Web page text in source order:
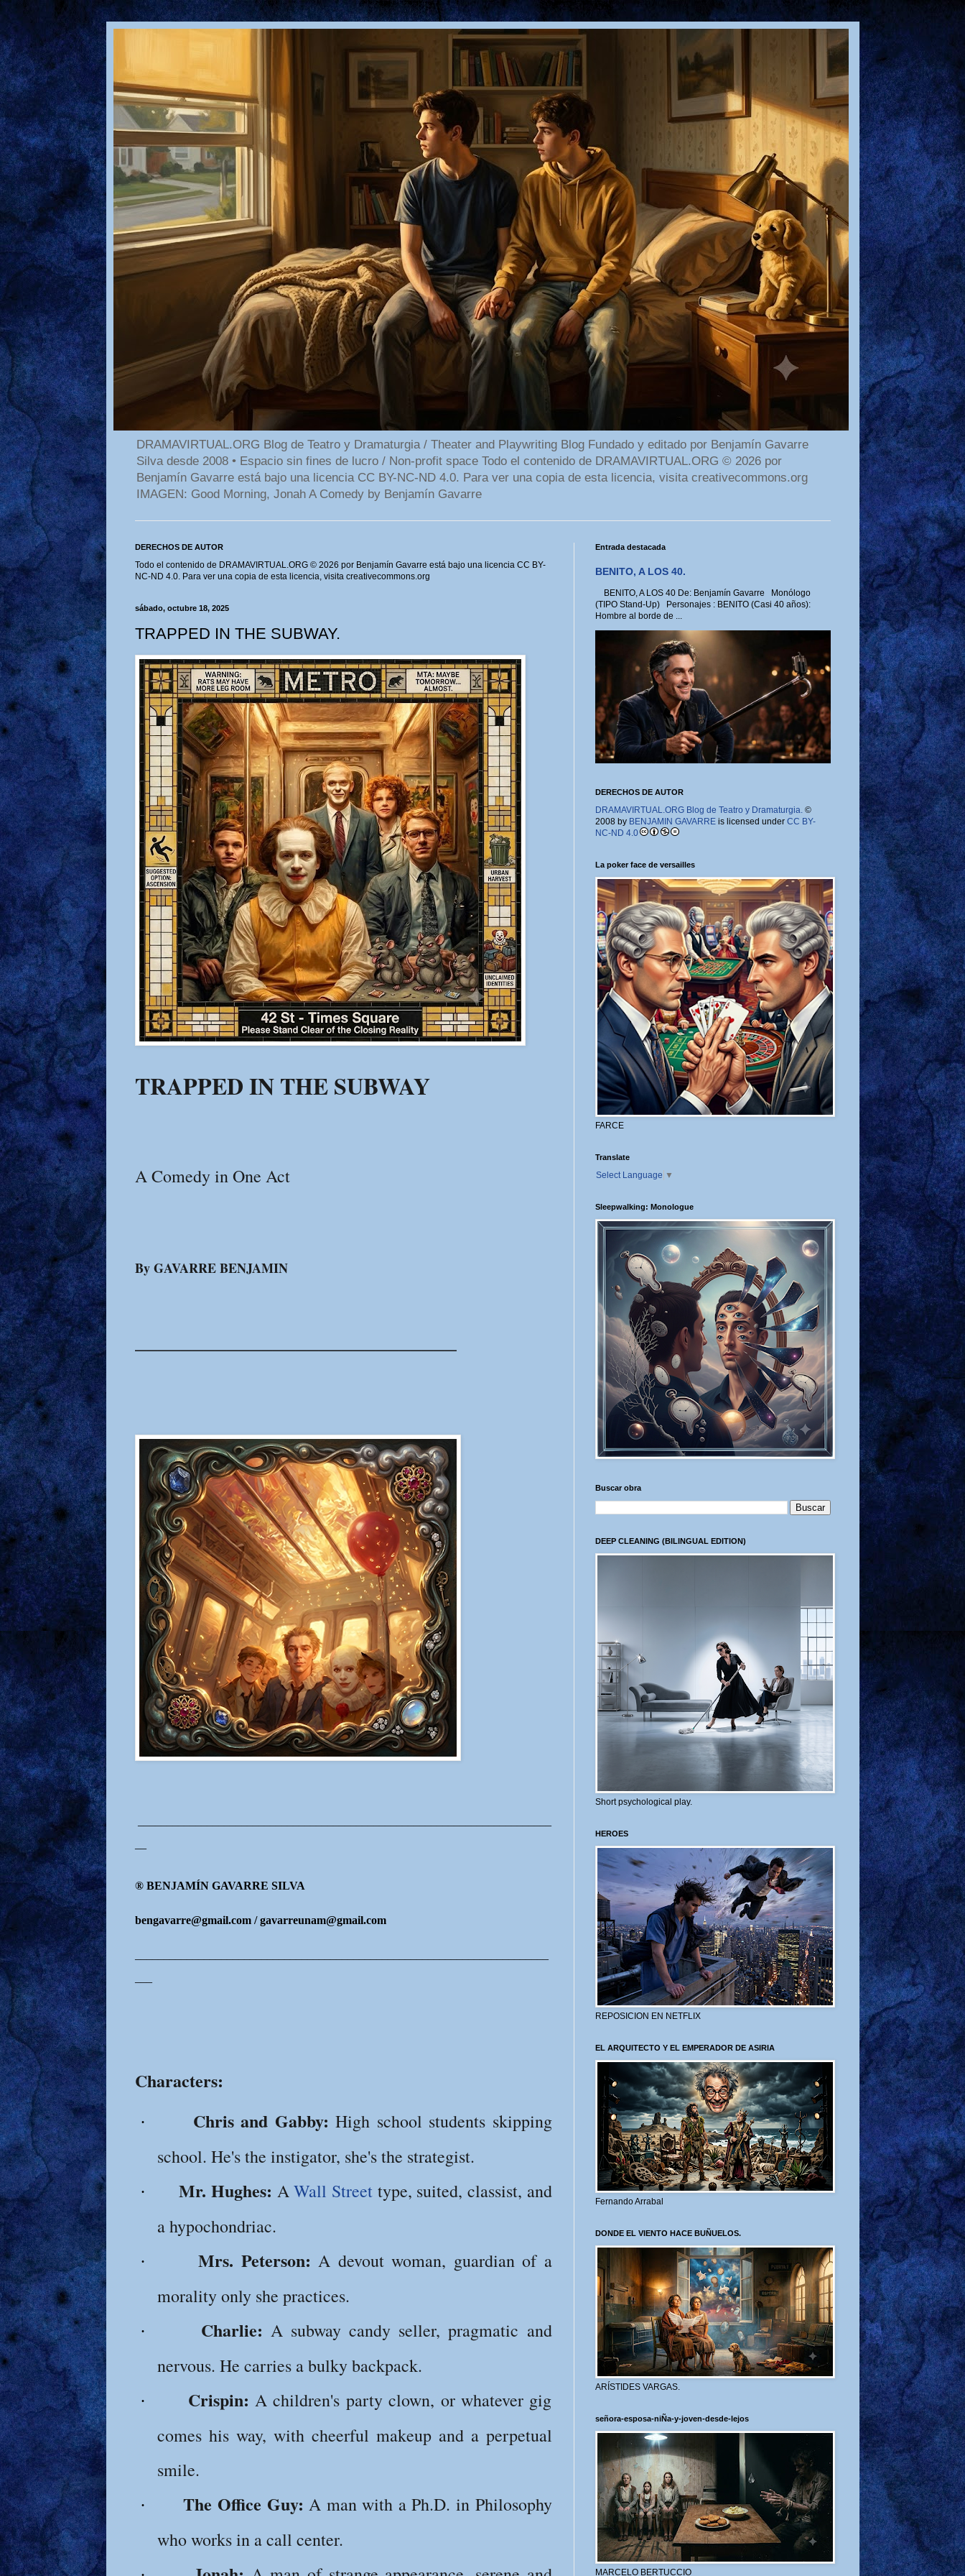
DRAMAVIRTUAL.ORG Blog de Teatro y Dramaturgia / Theater and Playwriting Blog Fundado y editado por Benjamín Gavarre
Silva desde 2008 • Espacio sin fines de lucro / Non-profit space Todo el contenido de DRAMAVIRTUAL.ORG © 2026 por
Benjamín Gavarre está bajo una licencia CC BY-NC-ND 4.0. Para ver una copia de esta licencia, visita creativecommons.org
IMAGEN: Good Morning, Jonah A Comedy by Benjamín Gavarre
DERECHOS DE AUTOR
Todo el contenido de DRAMAVIRTUAL.ORG © 2026 por Benjamín Gavarre está bajo una licencia CC BY-
NC-ND 4.0. Para ver una copia de esta licencia, visita creativecommons.org
sábado, octubre 18, 2025
TRAPPED IN THE SUBWAY.
TRAPPED IN THE SUBWAY
A Comedy in One Act
By GAVARRE BENJAMIN
® BENJAMÍN GAVARRE SILVA
bengavarre@gmail.com / gavarreunam@gmail.com
Characters:
· Chris and Gabby: High school students skipping
school. He's the instigator, she's the strategist.
· Mr. Hughes: AWall Streettype, suited, classist, and
a hypochondriac.
· Mrs. Peterson: A devout woman, guardian of a
morality only she practices.
· Charlie: A subway candy seller, pragmatic and
nervous. He carries a bulky backpack.
· Crispin: A children's party clown, or whatever gig
comes his way, with cheerful makeup and a perpetual
smile.
· The Office Guy: A man with a Ph.D. in Philosophy
who works in a call center.
Entrada destacada
BENITO, A LOS 40.
BENITO, A LOS 40 De: Benjamín Gavarre Monólogo
(TIPO Stand-Up) Personajes : BENITO (Casi 40 años):
Hombre al borde de ...
DERECHOS DE AUTOR
DRAMAVIRTUAL.ORG Blog de Teatro y Dramaturgia. ©
2008 by BENJAMIN GAVARREis licensed under CC BY-
NC-ND 4.0
La poker face de versailles
FARCE
Translate
Select Language ▼
Sleepwalking: Monologue
Buscar obra
DEEP CLEANING (BILINGUAL EDITION)
Short psychological play.
HEROES
REPOSICION EN NETFLIX
EL ARQUITECTO Y EL EMPERADOR DE ASIRIA
Fernando Arrabal
DONDE EL VIENTO HACE BUÑUELOS.
ARÍSTIDES VARGAS.
señora-esposa-niÑa-y-joven-desde-lejos
MARCELO BERTUCCIO